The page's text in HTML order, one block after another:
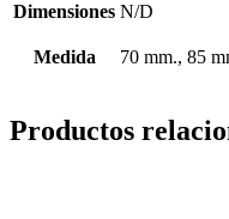
Dimensiones N/D
Medida 70 mm., 85
Productos